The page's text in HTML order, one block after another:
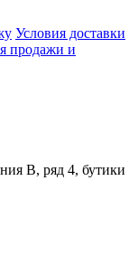
Условия доставки
продажи и
В, ряд 4, бутики